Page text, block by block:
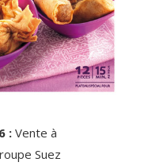
: Vente à
Suez